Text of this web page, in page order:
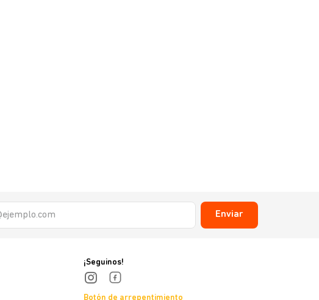
Enviar
¡Seguinos!
Botón de arrepentimiento